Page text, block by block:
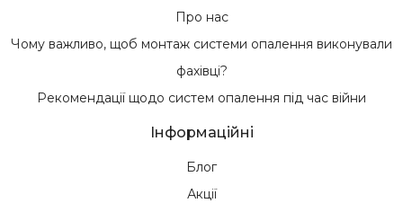
Про нас
Чому важливо, щоб монтаж системи опалення виконували
фахівці?
Рекомендації щодо систем опалення під час війни
Інформаційні
Блог
Акції